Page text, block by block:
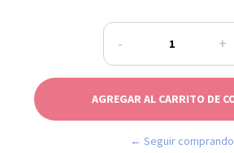
- +
← Seguir comprando